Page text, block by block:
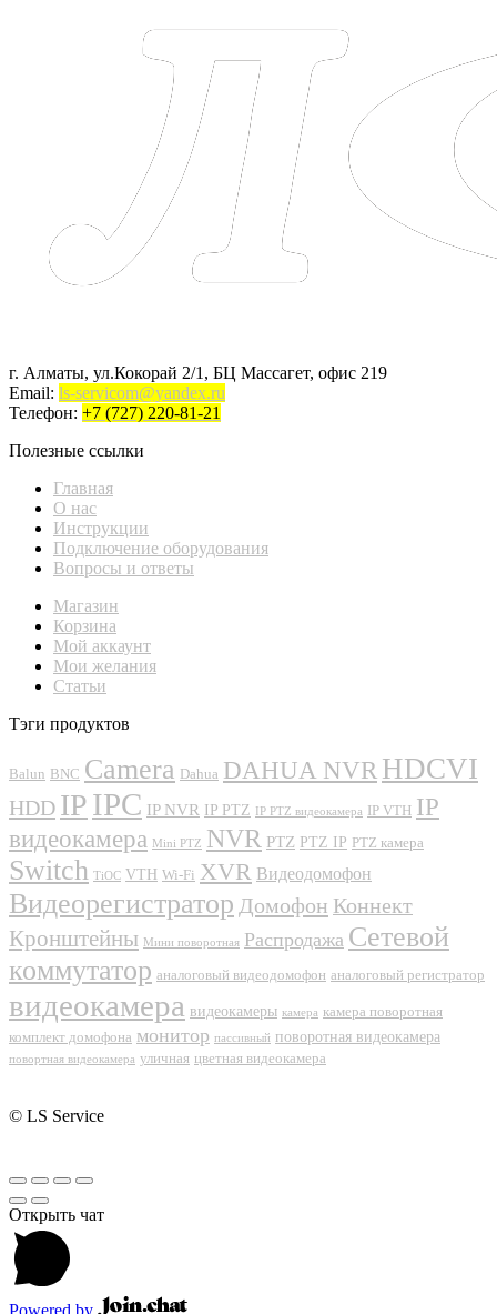
г. Алматы, ул.Кокорай 2/1, БЦ Массагет, офис 219
Email: ls-servicom@yandex.ru
Телефон: +7 (727) 220-81-21
Полезные ссылки
Главная
О нас
Инструкции
Подключение оборудования
Вопросы и ответы
Магазин
Корзина
Мой аккаунт
Мои желания
Статьи
Тэги продуктов
Balun BNC Camera Dahua DAHUA NVR HDCVI
HDD IPIPC IP NVR IP PTZ IP PTZ видеокамера IP VTH IP
видеокамера
Mini PTZ NVR PTZ PTZ IP PTZ камера
Switch TiOC VTH Wi-Fi XVR Видеодомофон
Видеорегистратор Домофон Коннект
Кронштейны Мини поворотная Распродажа Сетевой
коммутатор аналоговый видеодомофон аналоговый регистратор
видеокамера видеокамеры камера камера поворотная
комплект домофона монитор пассивный поворотная видеокамера
повортная видеокамера уличная цветная видеокамера
© LS Service
Открыть чат
Powered by